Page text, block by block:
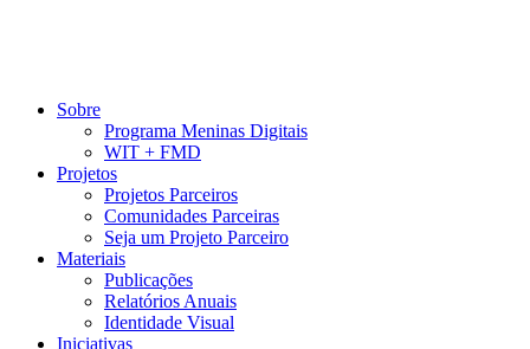
Sobre
Programa Meninas Digitais
WIT + FMD
Projetos
Projetos Parceiros
Comunidades Parceiras
Seja um Projeto Parceiro
Materiais
Publicações
Relatórios Anuais
Identidade Visual
Iniciativas